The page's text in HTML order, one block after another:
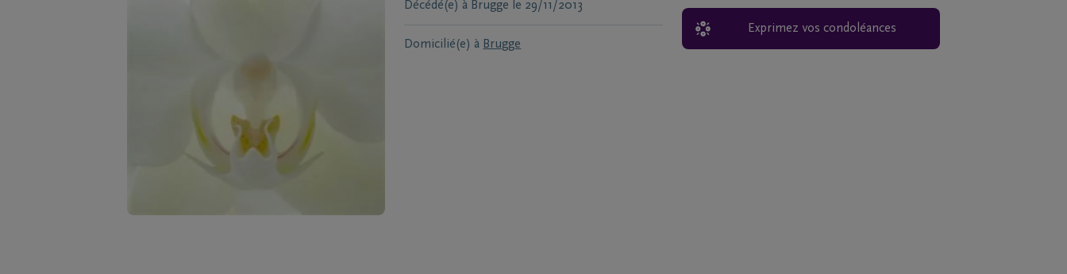
Décédé(e) à Brugge le 29/11/2013
Domicilié(e) à Brugge
Exprimez vos condoléances